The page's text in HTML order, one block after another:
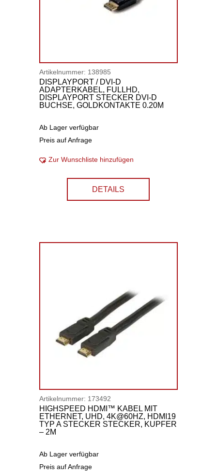
Artikelnummer: 138985
DISPLAYPORT / DVI-D
ADAPTERKABEL, FULLHD,
DISPLAYPORT STECKER DVI-D
BUCHSE, GOLDKONTAKTE 0.20M
Ab Lager verfügbar
Preis auf Anfrage
Zur Wunschliste hinzufügen
DETAILS
Artikelnummer: 173492
HIGHSPEED HDMI™ KABEL MIT
ETHERNET, UHD, 4K@60HZ, HDMI19
TYP A STECKER STECKER, KUPFER
– 2M
Ab Lager verfügbar
Preis auf Anfrage